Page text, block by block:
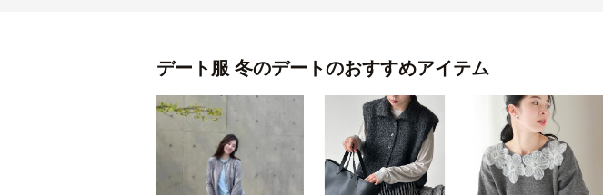
デート服 冬のデートのおすすめアイテム